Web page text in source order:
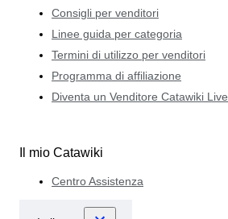
Consigli per venditori
Linee guida per categoria
Termini di utilizzo per venditori
Programma di affiliazione
Diventa un Venditore Catawiki Live
Il mio Catawiki
Centro Assistenza